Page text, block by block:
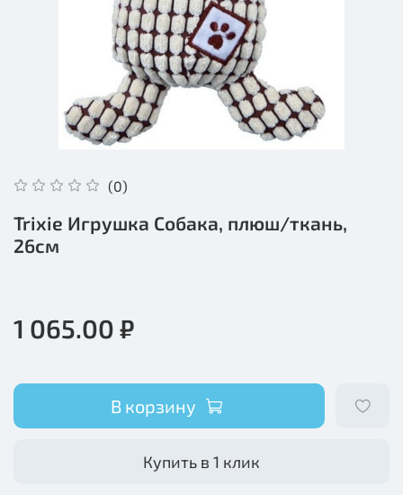
(0)
Trixie Игрушка Собака, плюш/ткань,
26см
1 065.00 ₽
В корзину
Купить в 1 клик